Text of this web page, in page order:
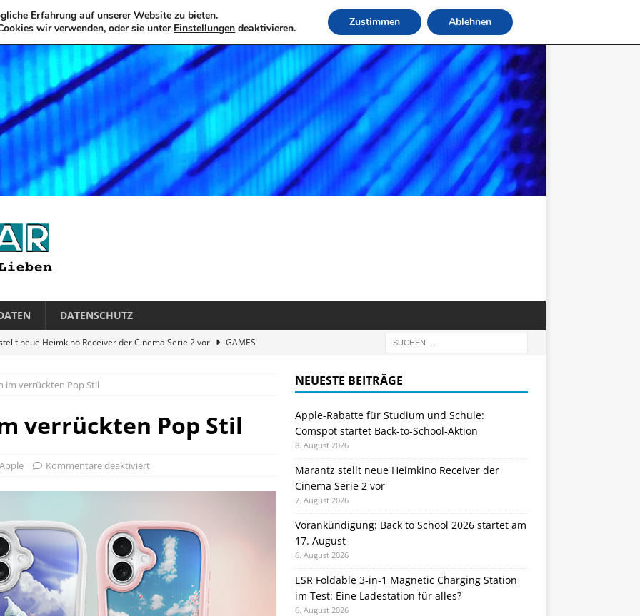
DATENSCHUTZ
neue Heimkino Receiver der Cinema Serie 2 vor
GAMES
3-in-1 Magnetic Charging Station im Test: Eine Ladestation für
sparen: Eve Thermostat macht die Fußbodenheizung smart
im verrückten Pop Stil
verrückten Pop Stil
Apple Kommentare deaktiviert
NEUESTE BEITRÄGE
Apple-Rabatte für Studium und Schule:
Comspot startet Back-to-School-Aktion
8. August 2026
Marantz stellt neue Heimkino Receiver der
Cinema Serie 2 vor
7. August 2026
Vorankündigung: Back to School 2026 startet am
17. August
6. August 2026
ESR Foldable 3-in-1 Magnetic Charging Station
im Test: Eine Ladestation für alles?
6. August 2026
Erfahrung auf unserer Website zu bieten.
wir verwenden, oder sie unter Einstellungen deaktivieren. Zustimmen Ablehnen